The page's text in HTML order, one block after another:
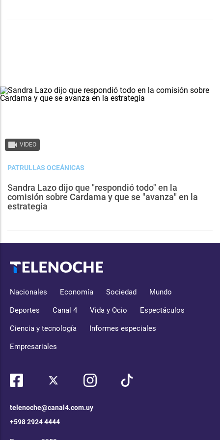
VIDEO
PATRULLAS OCEÁNICAS
Sandra Lazo dijo que "respondió todo" en la
comisión sobre Cardama y que se "avanza" en la
estrategia
Nacionales Economía Sociedad Mundo
Deportes Canal 4 Vida y Ocio Espectáculos
Ciencia y tecnología Informes especiales
Empresariales
telenoche@canal4.com.uy
+598 2924 4444